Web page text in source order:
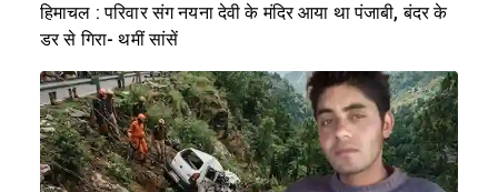
हिमाचल : परिवार संग नयना देवी के मंदिर आया था पंजाबी, बंदर के
डर से गिरा- थमीं सांसें